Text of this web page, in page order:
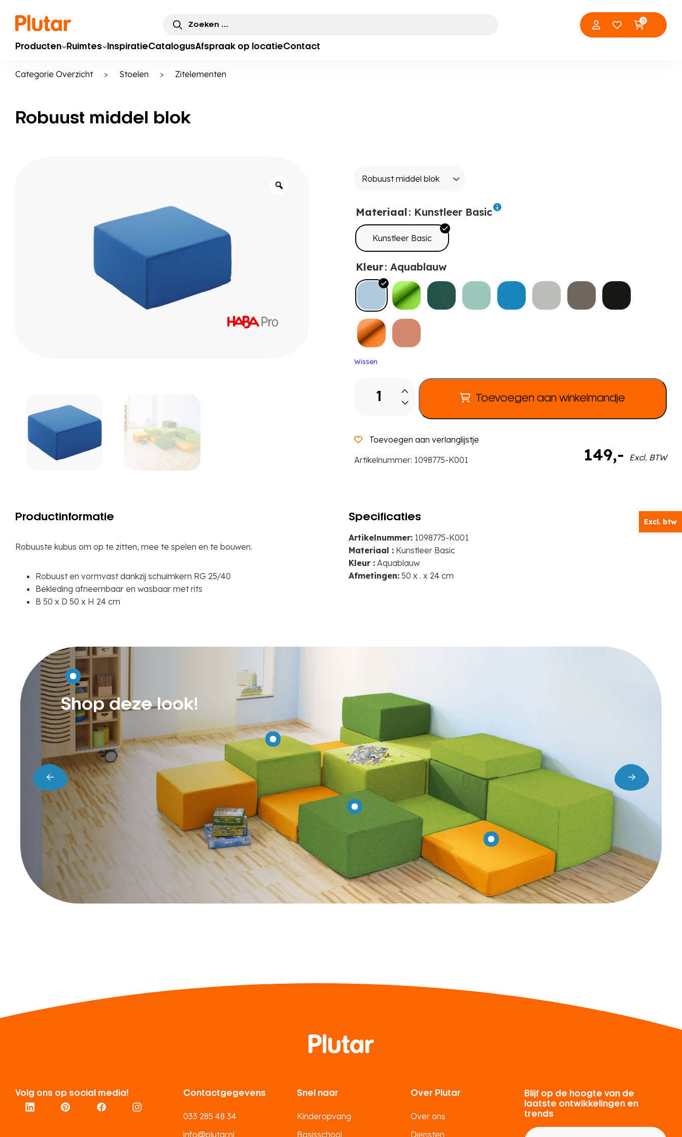
Excl. btw
0
Zoeken
naar:
Producten Ruimtes InspiratieCatalogusAfspraak op locatieContact
Categorie Overzicht > Stoelen > Zitelementen
Robuust middel blok
Materiaal: Kunstleer Basic
Kunstleer Basic
Kleur: Aquablauw
Wissen
149,- Excl. BTW
middel
Toevoegen aan winkelmandje
Toevoegen aan verlanglijstje
Artikelnummer: 1098775-K001
Productinformatie
Robuuste kubus om op te zitten, mee te spelen en te bouwen.
Robuust en vormvast dankzij schuimkern RG 25/40
Bekleding afneembaar en wasbaar met rits
B 50 x D 50 x H 24 cm
Specificaties
Artikelnummer: 1098775-K001
Materiaal : Kunstleer Basic
Kleur : Aquablauw
Afmetingen: 50 x . x 24 cm
Shop deze look!
Volg ons op social media! Contactgegevens
033 285 48 34
info@plutar.nl
Snel naar
Kinderopvang
Basisschool
Over Plutar
Over ons
Diensten
Blijf op de hoogte van de
laatste ontwikkelingen en
trends